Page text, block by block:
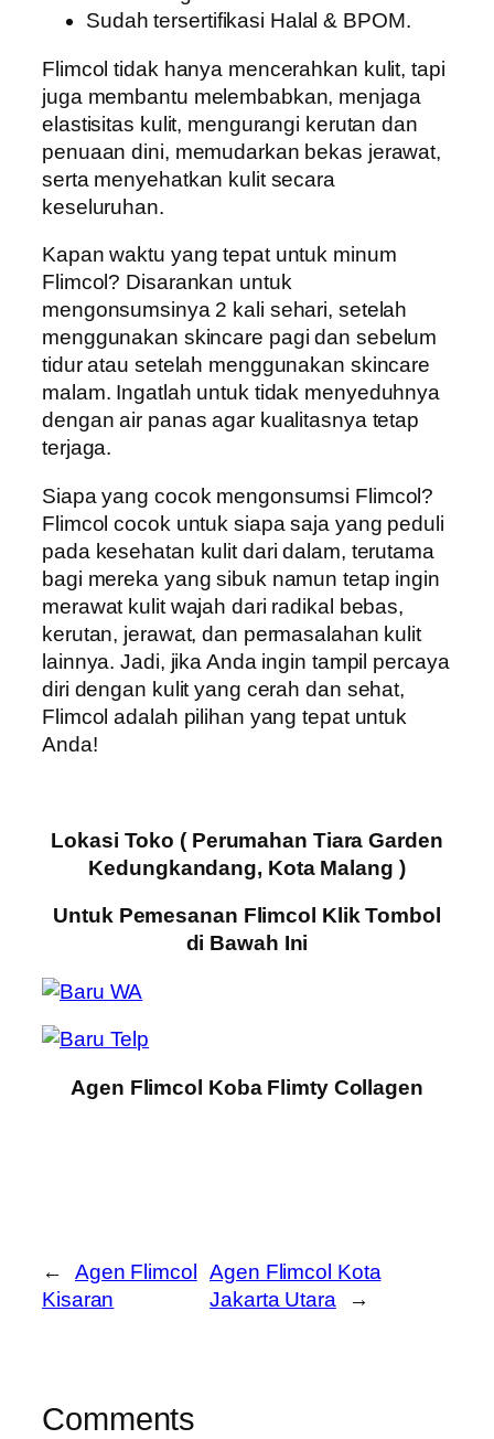
Sudah tersertifikasi Halal & BPOM.
Flimcol tidak hanya mencerahkan kulit, tapi
juga membantu melembabkan, menjaga
elastisitas kulit, mengurangi kerutan dan
penuaan dini, memudarkan bekas jerawat,
serta menyehatkan kulit secara
keseluruhan.
Kapan waktu yang tepat untuk minum
Flimcol? Disarankan untuk
mengonsumsinya 2 kali sehari, setelah
menggunakan skincare pagi dan sebelum
tidur atau setelah menggunakan skincare
malam. Ingatlah untuk tidak menyeduhnya
dengan air panas agar kualitasnya tetap
terjaga.
Siapa yang cocok mengonsumsi Flimcol?
Flimcol cocok untuk siapa saja yang peduli
pada kesehatan kulit dari dalam, terutama
bagi mereka yang sibuk namun tetap ingin
merawat kulit wajah dari radikal bebas,
kerutan, jerawat, dan permasalahan kulit
lainnya. Jadi, jika Anda ingin tampil percaya
diri dengan kulit yang cerah dan sehat,
Flimcol adalah pilihan yang tepat untuk
Anda!
Lokasi Toko ( Perumahan Tiara Garden
Kedungkandang, Kota Malang )
Untuk Pemesanan Flimcol Klik Tombol
di Bawah Ini
Agen Flimcol Koba Flimty Collagen
←
Agen Flimcol
Kisaran
Agen Flimcol Kota
Jakarta Utara
→
Comments